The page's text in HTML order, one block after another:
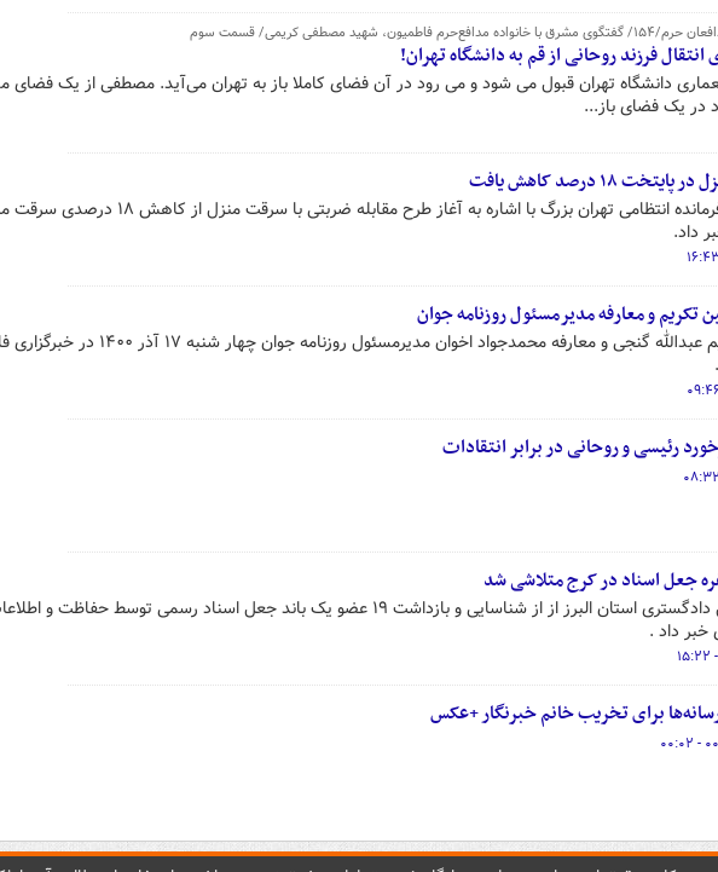
فاطمیون، شهید مصطفی کریمی/ قسمت سوم
فرزند روحانی از قم به دانشگاه تهران!
دانشگاه تهران قبول می شود و می رود در آن فضای کاملا باز به تهران می‌آید. مصطفی از یک فضای
در یک فضای باز...
۱۸ درصد کاهش یافت
جانشین فرمانده انتظامی تهران بزرگ با اشاره به آغاز طرح مقابله ضربتی با
داد.
تکریم و معارفه مدیرمسئول روزنامه جوان
آیین تکریم عبدالله گنجی و معارفه محمدجواد اخوان مدیرمسئول روزنامه جوان چهار
رئیسی و روحانی در برابر انتقادات
رییس کل دادگستری استان البرز از از شناسایی و بازداشت ۱۹ عضو یک باند جعل اسناد رسمی توسط حفاظت و
خبر داد .
برای تخریب خانم خبرنگار +عکس